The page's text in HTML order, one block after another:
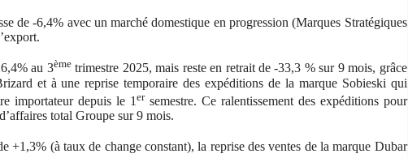
de -6,4% avec un marché domestique en progression (Marques Stratégiques
au 3èmetrimestre 2025, mais reste en retrait de -33,3 % sur 9 mois, grâce
et à une reprise temporaire des expéditions de la marque Sobieski qui
importateur depuis le 1 ersemestre. Ce ralentissement des expéditions pour
total Groupe sur 9 mois.
+1,3% (à taux de change constant), la reprise des ventes de la marque Dubar